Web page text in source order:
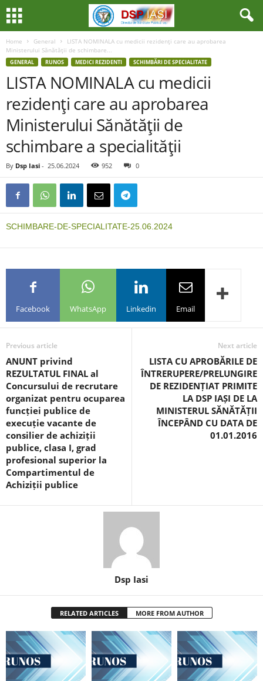
Home General
LISTA NOMINALA cu medicii rezidenţi care au aprobarea
Ministerului Sănătăţii de schimbare...
GENERAL RUNOS MEDICI REZIDENTI SCHIMBĂRI DE SPECIALITATE
LISTA NOMINALA cu medicii
rezidenţi care au aprobarea
Ministerului Sănătăţii de
schimbare a specialităţii
By Dsp Iasi - 25.06.2024 952 0
SCHIMBARE-DE-SPECIALITATE-25.06.2024
Facebook WhatsApp Linkedin Email
Previous article
ANUNT privind
REZULTATUL FINAL al
Concursului de recrutare
organizat pentru ocuparea
funcției publice de
execuție vacante de
consilier de achiziții
publice, clasa I, grad
profesional superior la
Compartimentul de
Achiziții publice
Next article
LISTA CU APROBĂRILE DE
ÎNTRERUPERE/PRELUNGIRE
DE REZIDENȚIAT PRIMITE
LA DSP IAȘI DE LA
MINISTERUL SĂNĂTĂȚII
ÎNCEPÂND CU DATA DE
01.01.2016
Dsp Iasi
RELATED ARTICLES MORE FROM AUTHOR